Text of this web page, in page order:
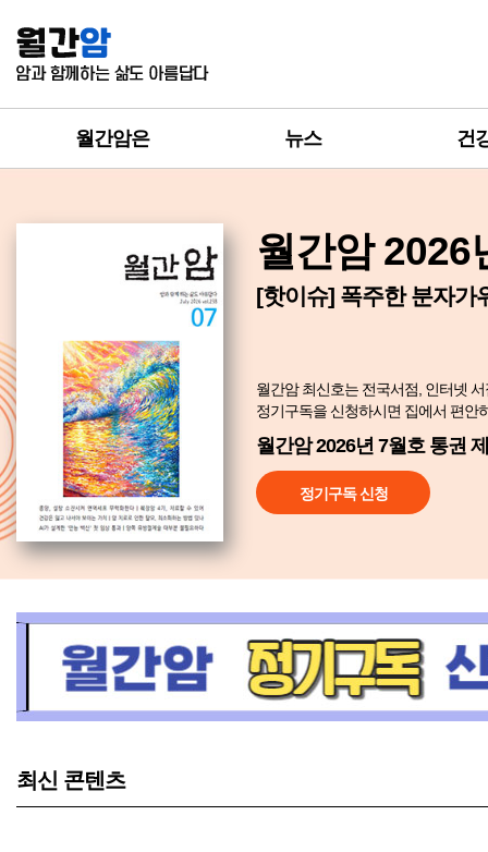
월간암은 뉴스 건
월간암 2026
[핫이슈] 폭주한 분자가
월간암 최신호는 전국서점, 인터넷
정기구독을 신청하시면 집에서 편안
월간암 2026년 7월호 통권
정기구독 신청
최신 콘텐츠